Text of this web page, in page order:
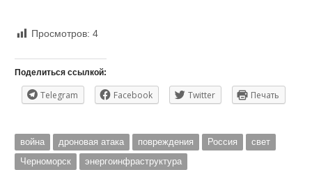
Просмотров: 4
Поделиться ссылкой:
Telegram Facebook Twitter Печать
война дроновая атака повреждения Россия
свет
Черноморск
энергоинфраструктура